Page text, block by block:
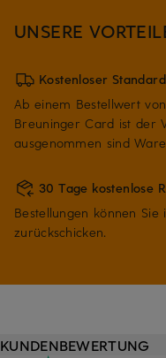
UNSERE
Kostenloser
Ab einem Bestellwert
Breuninger Card ist der
ausgenommen sind
30 Tage kostenlose
Bestellungen können
zurückschicken.
KUNDENBEWERTUNG